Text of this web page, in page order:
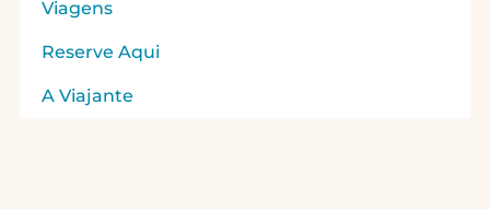
Viagens
Reserve Aqui
A Viajante